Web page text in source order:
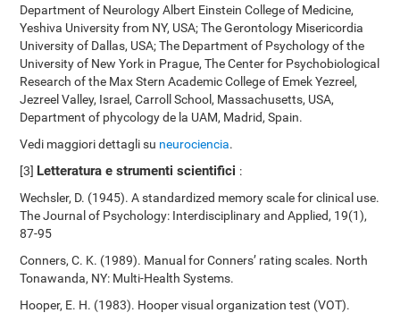
Department of Neurology Albert Einstein College of Medicine,
Yeshiva University from NY, USA; The Gerontology Misericordia
University of Dallas, USA; The Department of Psychology of the
University of New York in Prague, The Center for Psychobiological
Research of the Max Stern Academic College of Emek Yezreel,
Jezreel Valley, Israel, Carroll School, Massachusetts, USA,
Department of phycology de la UAM, Madrid, Spain.
Vedi maggiori dettagli su neurociencia.
[3] Letteratura e strumenti scientifici :
Wechsler, D. (1945). A standardized memory scale for clinical use.
The Journal of Psychology: Interdisciplinary and Applied, 19(1),
87-95
Conners, C. K. (1989). Manual for Conners’ rating scales. North
Tonawanda, NY: Multi-Health Systems.
Hooper, E. H. (1983). Hooper visual organization test (VOT).